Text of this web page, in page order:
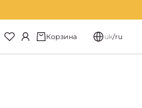
Корзина uk/ru